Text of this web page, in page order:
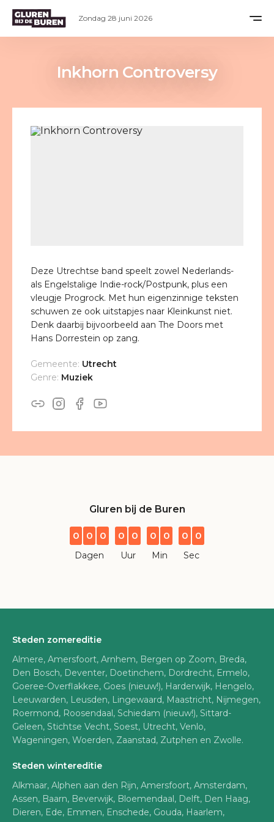
Inkhorn Controversy
Deze Utrechtse band speelt zowel Nederlands-
als Engelstalige Indie-rock/Postpunk, plus een
vleugje Progrock. Met hun eigenzinnige teksten
schuwen ze ook uitstapjes naar Kleinkunst niet.
Denk daarbij bijvoorbeeld aan The Doors met
Hans Dorrestein op zang.
Gemeente: Utrecht
Genre: Muziek
Gluren bij de Buren
0 0 0
Dagen
0 0
Uur
0 0
Min
0 0
Sec
Steden zomereditie
Almere, Amersfoort, Arnhem, Bergen op Zoom, Breda,
Den Bosch, Deventer, Doetinchem, Dordrecht, Ermelo,
Goeree-Overflakkee, Goes (nieuw!), Harderwijk, Hengelo,
Leeuwarden, Leusden, Lingewaard, Maastricht, Nijmegen,
Roermond, Roosendaal, Schiedam (nieuw!), Sittard-
Geleen, Stichtse Vecht, Soest, Utrecht, Venlo,
Wageningen, Woerden, Zaanstad, Zutphen en Zwolle.
Steden wintereditie
Alkmaar, Alphen aan den Rijn, Amersfoort, Amsterdam,
Assen, Baarn, Beverwijk, Bloemendaal, Delft, Den Haag,
Dieren, Ede, Emmen, Enschede, Gouda, Haarlem,
Zondag 28 juni 2026